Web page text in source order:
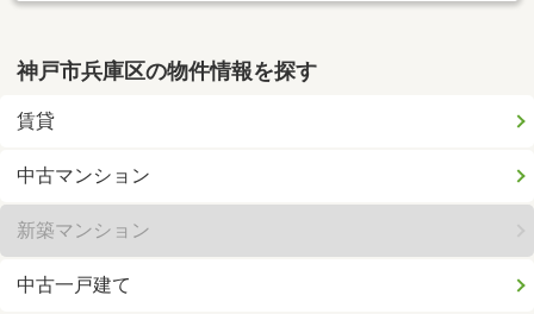
神戸市兵庫区の物件情報を探す
賃貸
中古マンション
新築マンション
中古一戸建て